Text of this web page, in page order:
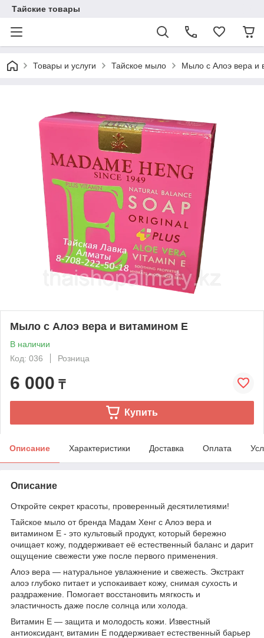
Тайские товары
Товары и услуги Тайское мыло Мыло с Алоэ вера и
Мыло с Алоэ вера и витамином Е
В наличии
Код: 036
Розница
6 000 ₸
Купить
Описание Характеристики Доставка Оплата
Описание
Откройте секрет красоты, проверенный десятилетиями!
Тайское мыло от бренда Мадам Хенг с Алоэ вера и
витамином Е - это культовый продукт, который бережно
очищает кожу, поддерживает её естественный баланс и дарит
ощущение свежести уже после первого применения.
Алоэ вера — натуральное увлажнение и свежесть. Экстракт
алоэ глубоко питает и успокаивает кожу, снимая сухость и
раздражение. Помогает восстановить мягкость и
эластичность даже после солнца или холода.
Витамин Е — защита и молодость кожи. Известный
антиоксидант, витамин Е поддерживает естественный барьер